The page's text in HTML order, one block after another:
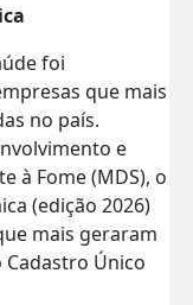
foi
que mais
no país.
e
à Fome (MDS), o
(edição 2026)
mais geraram
Único